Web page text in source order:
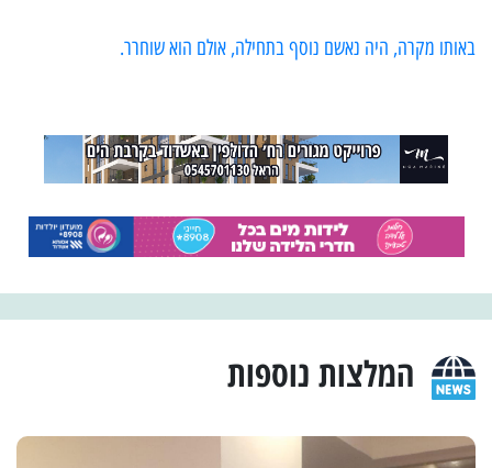
באותו מקרה, היה נאשם נוסף בתחילה, אולם הוא שוחרר.
המלצות נוספות